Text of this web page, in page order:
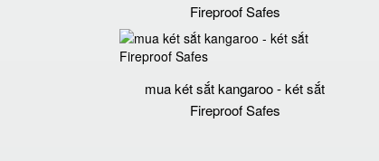
Fireproof Safes
mua két sắt kangaroo - két sắt
Fireproof Safes